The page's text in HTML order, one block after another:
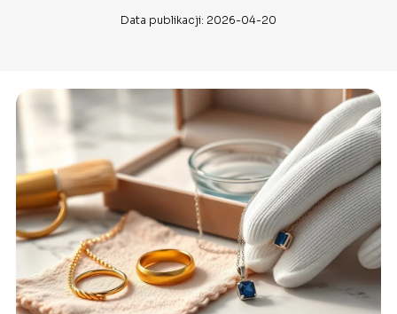
Data publikacji: 2026-04-20